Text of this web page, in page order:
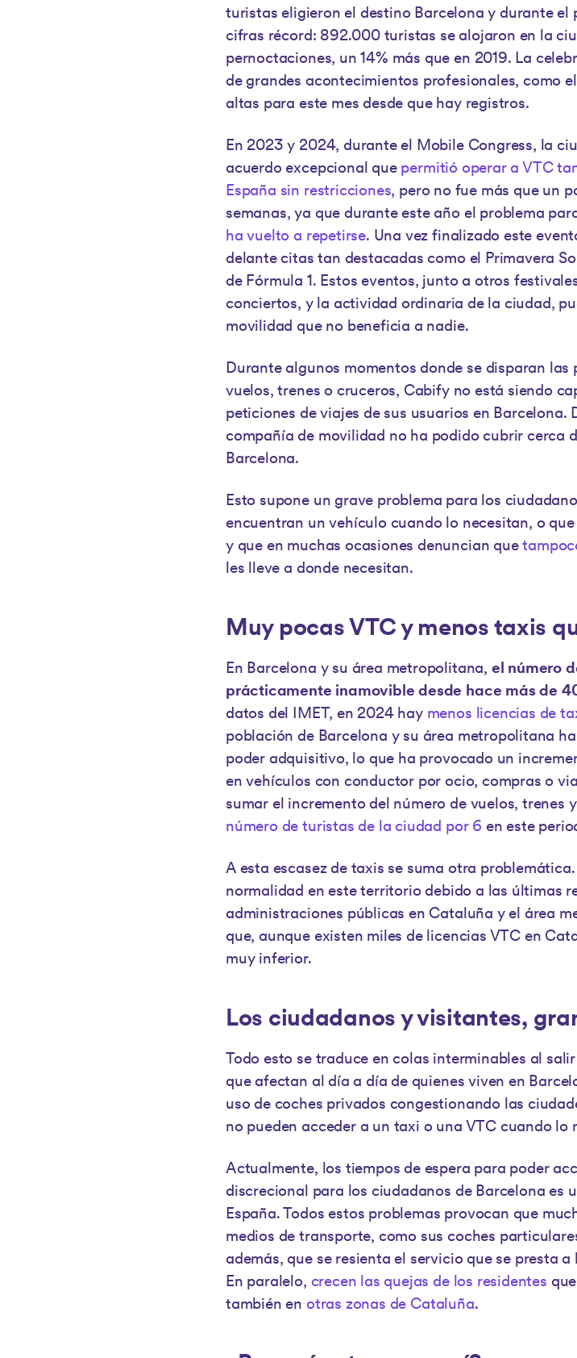
turistas eligieron el destino Barcelona y durante el
cifras récord: 892.000 turistas se alojaron en la
pernoctaciones, un 14% más que en 2019. La
de grandes acontecimientos profesionales, como
altas para este mes desde que hay registros.
En 2023 y 2024, durante el Mobile Congress, la
acuerdo excepcional que permitió operar a VTC
España sin restricciones, pero no fue más que un
semanas, ya que durante este año el problema
ha vuelto a repetirse. Una vez finalizado este
delante citas tan destacadas como el Primavera
de Fórmula 1. Estos eventos, junto a otros
conciertos, y la actividad ordinaria de la ciudad,
movilidad que no beneficia a nadie.
Durante algunos momentos donde se disparan
vuelos, trenes o cruceros, Cabify no está siendo
peticiones de viajes de sus usuarios en Barcelona.
compañía de movilidad no ha podido cubrir cerca
Barcelona.
Esto supone un grave problema para los
encuentran un vehículo cuando lo necesitan, o
y que en muchas ocasiones denuncian que
les lleve a donde necesitan.
Muy pocas VTC y menos taxis
En Barcelona y su área metropolitana, el número
prácticamente inamovible desde hace más de
datos del IMET, en 2024 hay menos licencias de
población de Barcelona y su área metropolitana
poder adquisitivo, lo que ha provocado un
en vehículos con conductor por ocio, compras o
sumar el incremento del número de vuelos, trenes
número de turistas de la ciudad por 6 en este
A esta escasez de taxis se suma otra
normalidad en este territorio debido a las últimas
administraciones públicas en Cataluña y el área
que, aunque existen miles de licencias VTC en
muy inferior.
Los ciudadanos y visitantes,
Todo esto se traduce en colas interminables al
que afectan al día a día de quienes viven en
uso de coches privados congestionando las
no pueden acceder a un taxi o una VTC cuando lo
Actualmente, los tiempos de espera para poder
discrecional para los ciudadanos de Barcelona es
España. Todos estos problemas provocan que
medios de transporte, como sus coches
además, que se resienta el servicio que se presta
En paralelo, crecen las quejas de los residentes
también en otras zonas de Cataluña.